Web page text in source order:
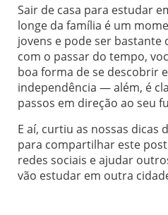
Sair de casa para estudar
longe da família é um
jovens e pode ser bastante
com o passar do tempo,
boa forma de se descobrir
independência — além, é
passos em direção ao seu
E aí, curtiu as nossas dicas
para compartilhar este
redes sociais e ajudar
vão estudar em outra